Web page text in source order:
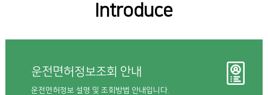
Introduce
운전면허정보조회 안내
운전면허정보 설명 및 조회방법 안내입니다.